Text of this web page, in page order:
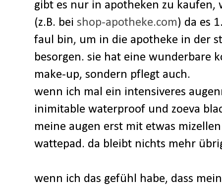
gibt es nur in apotheken zu kaufen,
(z.B. bei shop-apotheke.com) da es
faul bin, um in die apotheke in der
besorgen. sie hat eine wunderbare
make-up, sondern pflegt auch.
wenn ich mal ein intensiveres
inimitable waterproof und zoeva
meine augen erst mit etwas
wattepad. da bleibt nichts mehr
wenn ich das gefühl habe, dass